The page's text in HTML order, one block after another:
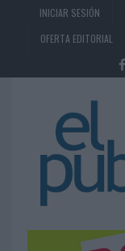
INICIAR SESIÓN
OFERTA EDITORIAL